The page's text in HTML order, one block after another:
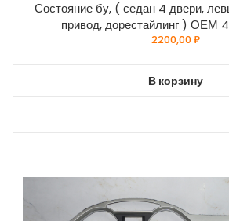
Состояние бу, ( седан 4 двери,
привод, дорестайлинг ) ОЕМ
2200,00₽
В корзину